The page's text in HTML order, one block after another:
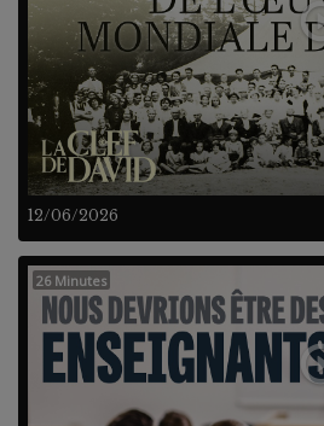
12/06/2026
26 Minutes